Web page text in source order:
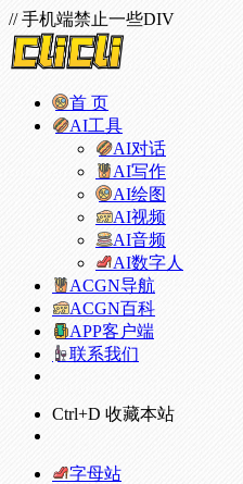
// 手机端禁止一些DIV
首 页
AI工具
AI对话
AI写作
AI绘图
AI视频
AI音频
AI数字人
ACGN导航
ACGN百科
APP客户端
联系我们
Ctrl+D 收藏本站
字母站